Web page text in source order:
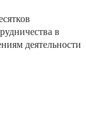
в
деятельности